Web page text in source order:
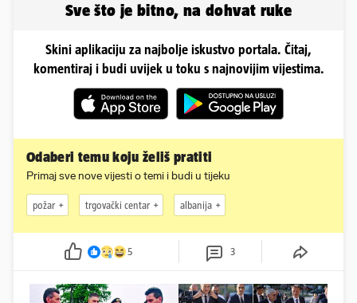
Sve što je bitno, na dohvat ruke
Skini aplikaciju za najbolje iskustvo portala. Čitaj,
komentiraj i budi uvijek u toku s najnovijim vijestima.
Odaberi temu koju želiš pratiti
Primaj sve nove vijesti o temi i budi u tijeku
požar trgovački centar albanija
5 3